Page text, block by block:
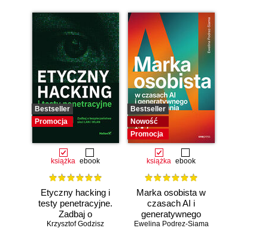
Bestseller
Promocja
książka ebook
Etyczny hacking i
testy penetracyjne.
Zadbaj o
bezpieczeństwo
Krzysztof Godzisz
Bestseller
Nowość
Promocja
książka ebook
Marka osobista w
czasach AI i
generatywnego
wyszukiwania
Ewelina Podrez-Siama